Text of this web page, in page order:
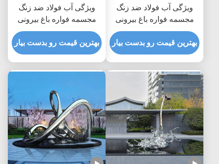
ویژگی آب فولاد ضد زنگ
مجسمه فواره باغ بیرونی
سفارشی شده طراحی شده
برای نقاط محور چشم انداز
و بهبود حیاط
بهترین قیمت رو بدست بیار
ویژگی آب فولاد ضد زنگ
مجسمه فواره باغ بیرونی
قابل تنظیم برای فضاهای
عمومی و بهبود چشم انداز
تجاری
بهترین قیمت رو بدست بیار